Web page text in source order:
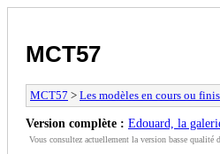
MCT57
MCT57 > Les modèles en cours ou finis
Version complète : Edouard, la
Vous consultez actuellement la version basse qualité